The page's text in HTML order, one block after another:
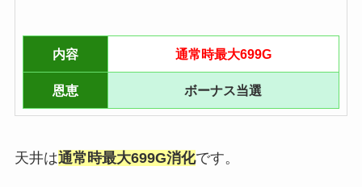
内容 通常時最大699G
恩恵 ボーナス当選
天井は通常時最大699G消化です。